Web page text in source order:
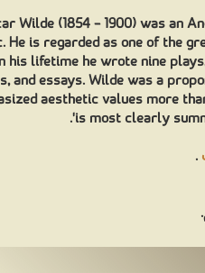
Wilde (1854 – 1900) was an
He is regarded as one of the
his lifetime he wrote nine
and essays. Wilde was a
aesthetic values more
is most clearly
.